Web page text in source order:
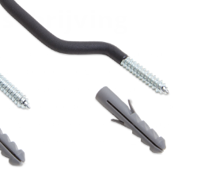
bicycle hooks, you can easily
a bicycle in e.g. the shed or
are threaded and plugs are
depending on the type
the bicycle, the hooks have
load per hook is 20 kg.